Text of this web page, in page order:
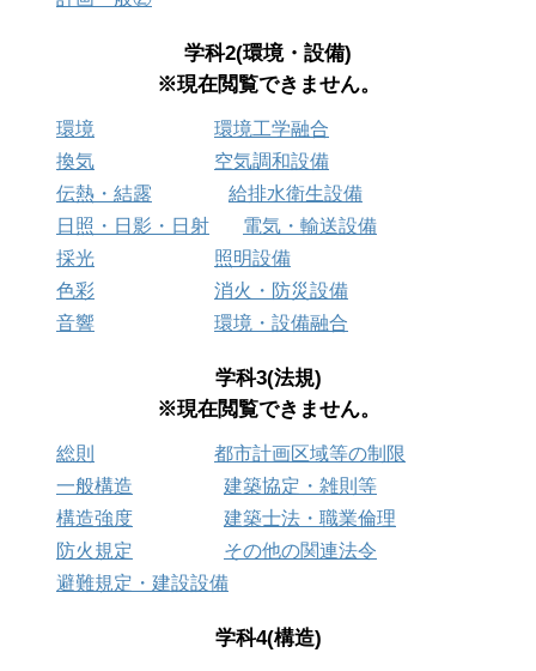
学科2(環境・設備)
※現在閲覧できません。
環境
環境工学融合
換気
空気調和設備
伝熱・結露
給排水衛生設備
日照・日影・日射
電気・輸送設備
採光
照明設備
色彩
消火・防災設備
音響
環境・設備融合
学科3(法規)
※現在閲覧できません。
総則
都市計画区域等の制限
一般構造
建築協定・雑則等
構造強度
建築士法・職業倫理
防火規定
その他の関連法令
避難規定・建設設備
学科4(構造)